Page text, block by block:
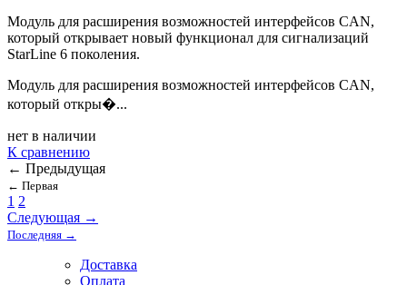
Модуль для расширения возможностей интерфейсов CAN,
который открывает новый функционал для сигнализаций
StarLine 6 поколения.
Модуль для расширения возможностей интерфейсов CAN,
который откры�...
нет в наличии
К сравнению
← Предыдущая
← Первая
1 2
Следующая →
Последняя →
Доставка
Оплата